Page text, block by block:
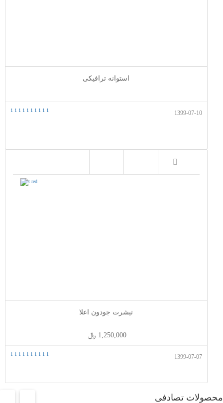
استوانه ترافیکی
1399-07-10
1
1
1
1
1
1
1
1
1
1
تیشرت جودون اعلا
1,250,000 ﷼
1399-07-07
1
1
1
1
1
1
1
1
1
1
محصولات تصادفی